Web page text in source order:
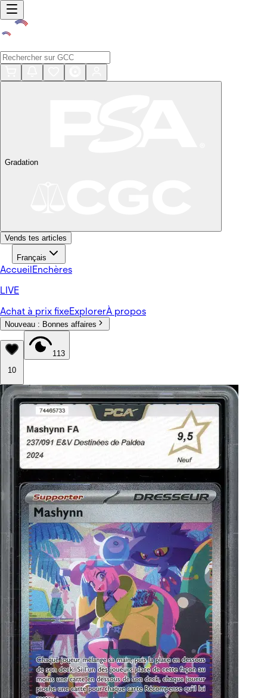
Gradation
Vends tes articles
Français
AccueilEnchères
LIVE
Achat à prix fixeExplorerÀ propos
Nouveau : Bonnes affaires
10
113